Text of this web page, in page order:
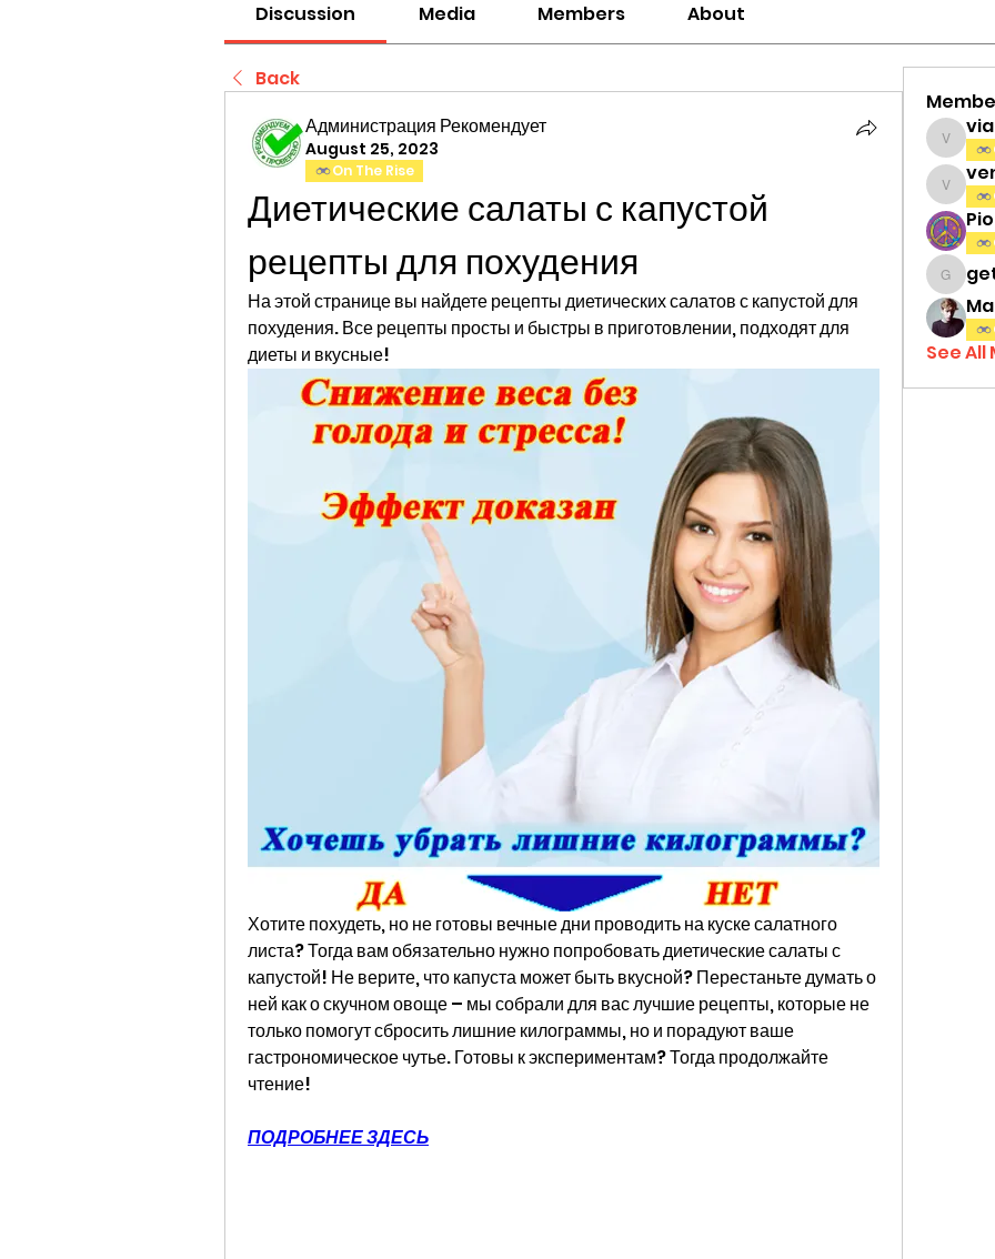
Discussion Media Members About
Back
Администрация Рекомендует
August 25, 2023
On The Rise
Диетические салаты с капустой
рецепты для похудения
На этой странице вы найдете рецепты диетических салатов с капустой для
похудения. Все рецепты просты и быстры в приготовлении, подходят для
диеты и вкусные!
Хотите похудеть, но не готовы вечные дни проводить на куске салатного
листа? Тогда вам обязательно нужно попробовать диетические салаты с
капустой! Не верите, что капуста может быть вкусной? Перестаньте думать о
ней как о скучном овоще – мы собрали для вас лучшие рецепты, которые не
только помогут сбросить лишние килограммы, но и порадуют ваше
гастрономическое чутье. Готовы к экспериментам? Тогда продолжайте
чтение!
ПОДРОБНЕЕ ЗДЕСЬ
See All